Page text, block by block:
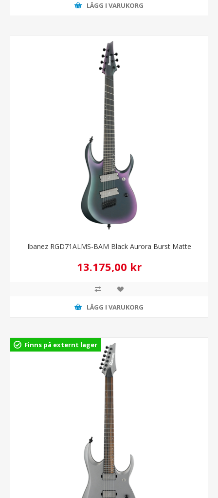
LÄGG I VARUKORG
Ibanez RGD71ALMS-BAM Black Aurora Burst Matte
13.175,00 kr
LÄGG I VARUKORG
Finns på externt lager